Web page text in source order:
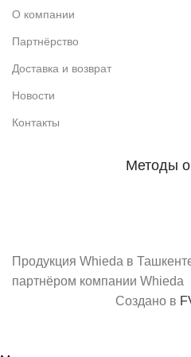
О компании
Партнёрство
Доставка и возврат
Новости
Контакты
Методы
Продукция Whieda в
партнёром компании Whieda
Создано в